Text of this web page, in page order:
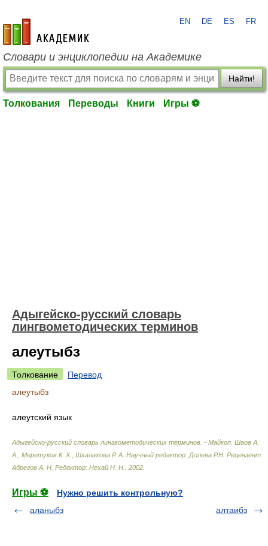
academic.ru
EN DE ES FR
Словари и энциклопедии на Академике
Найти!
Толкования Переводы Книги Игры ⚽
Адыгейско-русский словарь
лингвометодических терминов
алеутыбз
Толкование
Перевод
алеутыбз
алеутский язык
Адыгейско-русский словарь лингвометодических терминов. - Майкоп Шаов А.
А., Меретуков К. Х., Шхалахова Р. А. Научный редактор: Долева Р.Н. Рецензент:
Абрегов А. Н. Редактор: Нехай Н. Н.
2002
Игры ⚽
Нужно решить контрольную?
аланыбз
алтаибз